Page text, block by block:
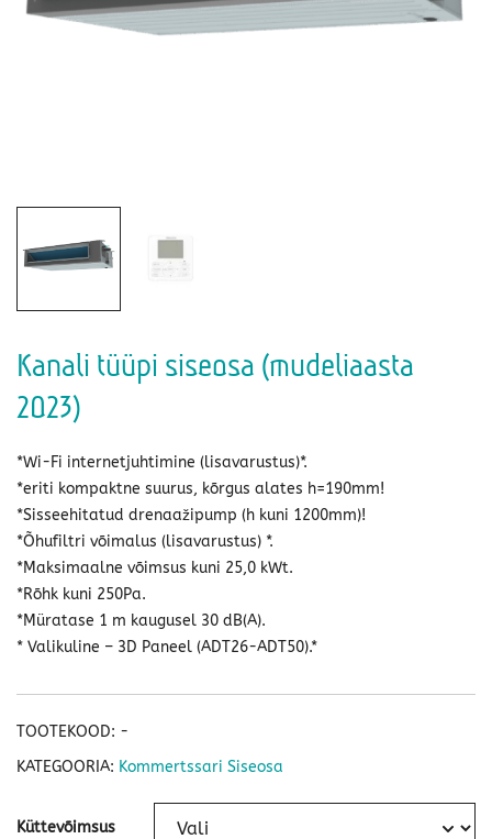
Kanali tüüpi siseosa (mudeliaasta
2023)
*Wi-Fi internetjuhtimine (lisavarustus)*.
*eriti kompaktne suurus, kõrgus alates h=190mm!
*Sisseehitatud drenaažipump (h kuni 1200mm)!
*Õhufiltri võimalus (lisavarustus) *.
*Maksimaalne võimsus kuni 25,0 kWt.
*Rõhk kuni 250Pa.
*Müratase 1 m kaugusel 30 dB(A).
* Valikuline – 3D Paneel (ADT26-ADT50).*
TOOTEKOOD: -
KATEGOORIA: Kommertssari Siseosa
Küttevõimsus